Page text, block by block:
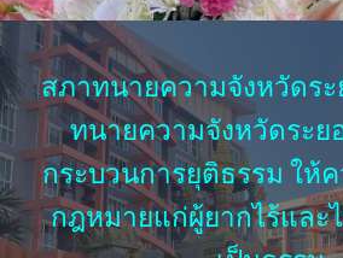
สภาทนายความจังหวัดร
ทนายความจังหวัดระย
กระบวนการยุติธรรม ให้
กฎหมายแก่ผู้ยากไร้และ